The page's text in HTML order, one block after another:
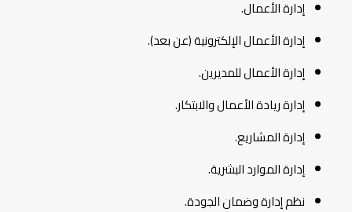
إدارة الأعمال.
إدارة الأعمال الإلكترونية (عن بعد).
إدارة الأعمال للمديرين.
إدارة ريادة الأعمال والابتكار.
إدارة المشاريع.
إدارة الموارد البشرية.
نظم إدارة وضمان الجودة.